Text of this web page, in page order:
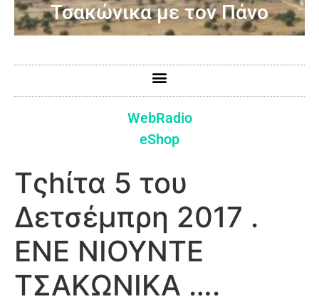
Τσακώνικα με τον Πάνο
WebRadio
eShop
Τςhίτα 5 του
Δετσέμπρη 2017 .
ΕΝΕ ΝΙΟΥΝΤΕ
ΤΣΑΚΩΝΙΚΑ ….